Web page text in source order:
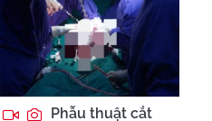
Phẫu thuật cắt